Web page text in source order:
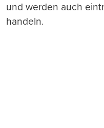
und werden auch
handeln.